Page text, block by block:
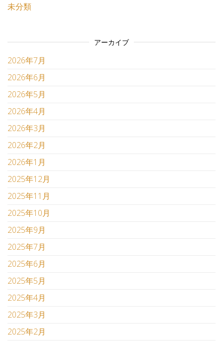
未分類
アーカイブ
2026年7月
2026年6月
2026年5月
2026年4月
2026年3月
2026年2月
2026年1月
2025年12月
2025年11月
2025年10月
2025年9月
2025年7月
2025年6月
2025年5月
2025年4月
2025年3月
2025年2月